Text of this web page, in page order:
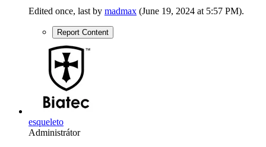
Edited once, last by madmax (June 19, 2024 at 5:57 PM).
Report Content
esqueleto
Administrátor